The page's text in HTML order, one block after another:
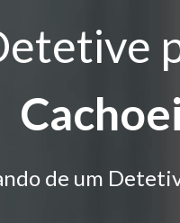
de um